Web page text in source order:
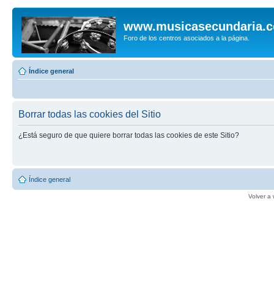
Foro de los centros asociados a la página.
Índice general
Borrar todas las cookies del Sitio
¿Está seguro de que quiere borrar todas las cookies de este Sitio?
Índice general
Volver a